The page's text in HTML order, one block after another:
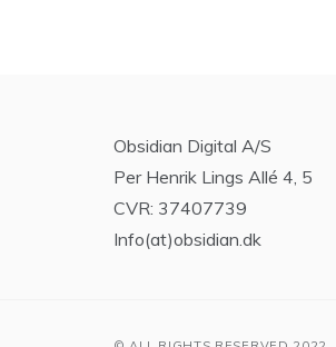
Obsidian Digital A/S
Per Henrik Lings Allé 4, 5
CVR: 37407739
Info(at)obsidian.dk